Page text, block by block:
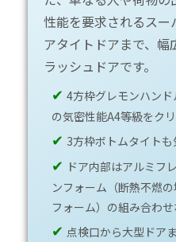
性能を要求されるスー
アタイトドアまで、幅
ラッシュドアです。
✔ 4方枠グレモンハン
の気密性能A4等級をク
✔ 3方枠ボトムタイト
✔ ドア内部はアルミフ
ンフォーム（断熱不燃
フォーム）の組み合わ
✔ 点検口から大型ドア